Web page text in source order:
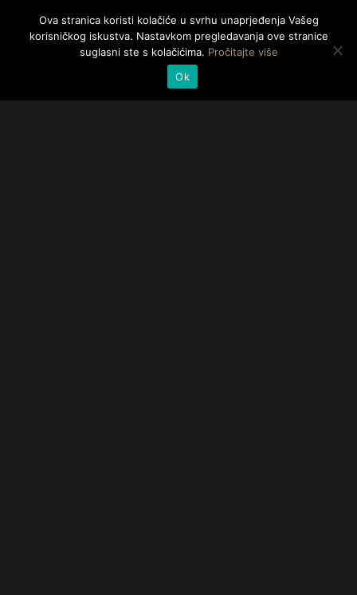
Ova stranica koristi kolačiće u svrhu unaprjeđenja Vašeg
korisničkog iskustva. Nastavkom pregledavanja ove stranice
suglasni ste s kolačićima. Pročitajte više
Ok